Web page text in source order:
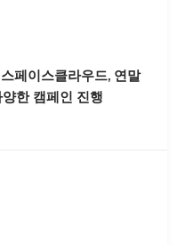
페이스클라우드, 연말
한 캠페인 진행